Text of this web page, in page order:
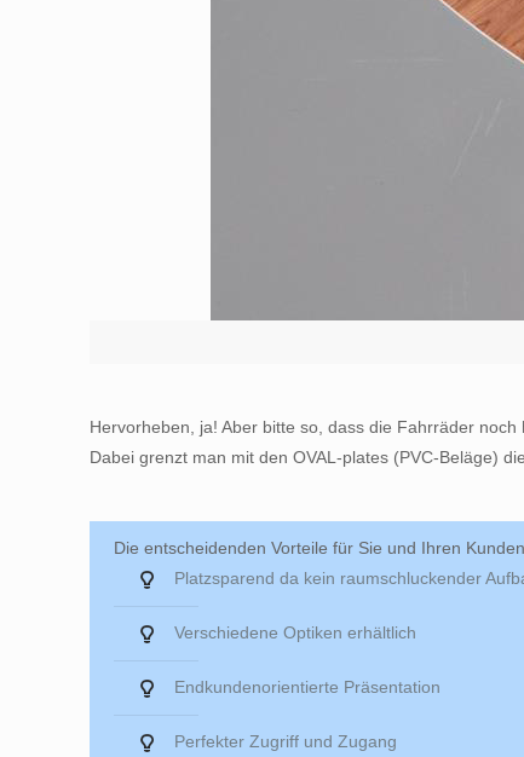
Hervorheben, ja! Aber bitte so, dass die Fahrräder
Dabei grenzt man mit den OVAL-plates (PVC-Beläge)
Die entscheidenden Vorteile für Sie und Ihren
Platzsparend da kein raumschluckender
Verschiedene Optiken erhältlich
Endkundenorientierte Präsentation
Perfekter Zugriff und Zugang